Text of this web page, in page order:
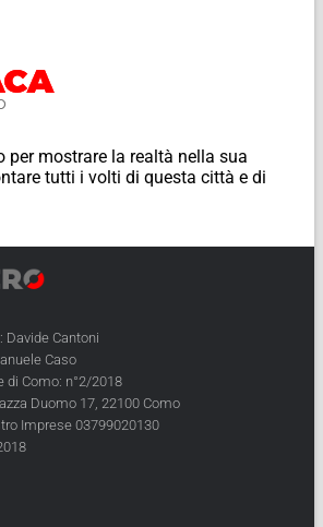
per mostrare la realtà nella sua
tutti i volti di questa città e di
Davide Cantoni
Caso
di Como: n°2/2018
Duomo 17, 22100 Como
Imprese 03799020130